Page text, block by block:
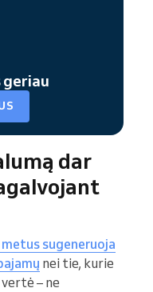
geriau
dar
sugeneruoja
nei tie, kurie
– ne